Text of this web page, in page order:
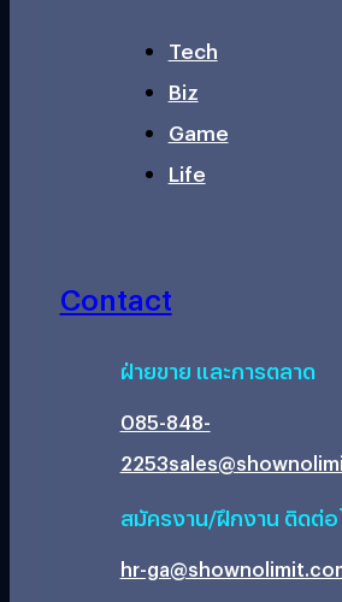
Tech
Biz
Game
Life
Contact
ฝ่ายขาย และการตลาด
085-848-
2253
สมัครงาน/ฝึกงาน ติดต่อ
hr-